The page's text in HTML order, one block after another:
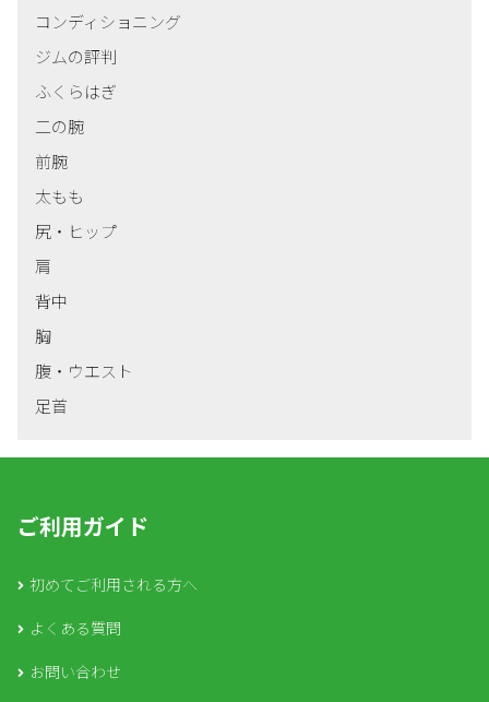
コンディショニング
ジムの評判
ふくらはぎ
二の腕
前腕
太もも
尻・ヒップ
肩
背中
胸
腹・ウエスト
足首
ご利用ガイド
初めてご利用される方へ
よくある質問
お問い合わせ